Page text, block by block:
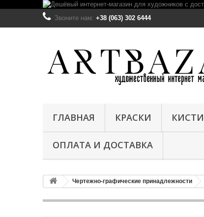
Звоните нам: +38 (063) 302 6444
ГЛАВНАЯ КРАСКИ КИСТИ
ОПЛАТА И ДОСТАВКА
Чертежно-графические принадлежности